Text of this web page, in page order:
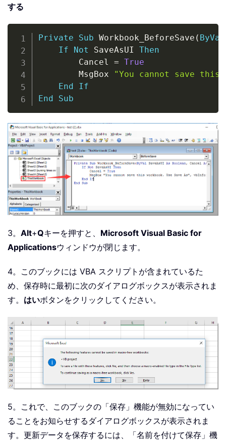
する
Private Sub Workbook_BeforeSave ( ByVal
If
Not SaveAsUI Then
        Cancel
= True
        MsgBox
"You cannot save this
End
If
End
Sub
Copy
3。 Alt+Qキーを押すと、 Microsoft Visual Basic for
Applicationsウィンドウが閉じます。
4。このブックには VBA スクリプトが含まれているた
め、保存時に最初に次のダイアログボックスが表示されま
す。 はいボタンをクリックしてください。
5。これで、このブックの「保存」機能が無効になってい
ることをお知らせするダイアログボックスが表示されま
す。更新データを保存するには、「名前を付けて保存」機